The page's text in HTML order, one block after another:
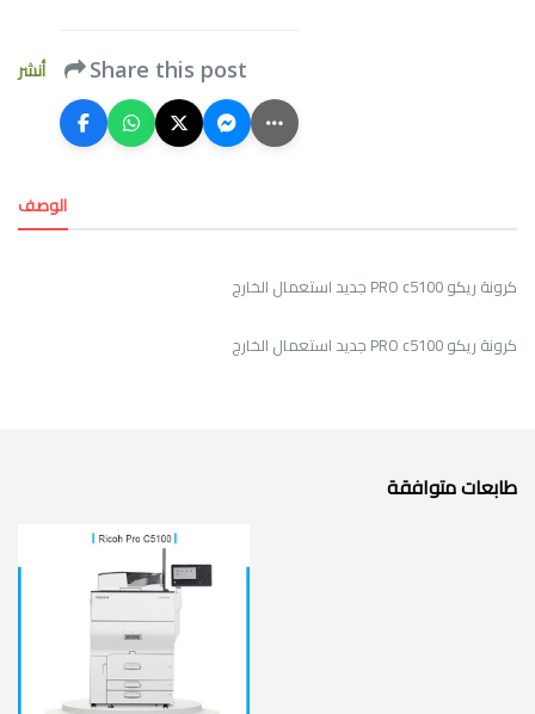
أنشر Share this post
الوصف
كرونة ريكو PRO c5100 جديد استعمال الخارج
كرونة ريكو PRO c5100 جديد استعمال الخارج
طابعات متوافقة